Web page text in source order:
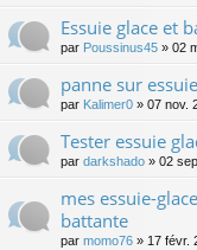
Essuie glace et
par Poussinus45 » 02
panne sur
par Kalimer0 » 07 nov.
Tester essuie
par darkshado » 02
mes essuie-
battante
par momo76 » 17 févr.